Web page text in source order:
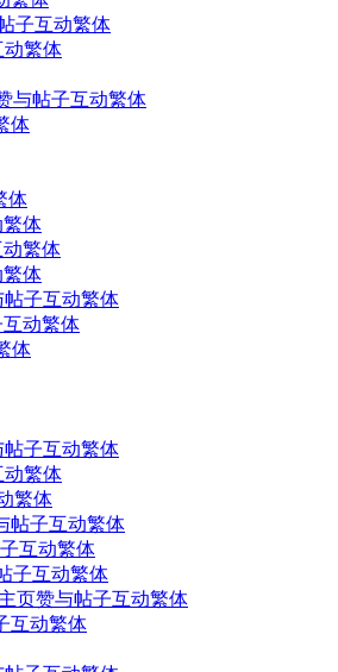
子互动繁体
动繁体
与帖子互动繁体
体
体
繁体
动繁体
繁体
帖子互动繁体
互动繁体
体
帖子互动繁体
动繁体
繁体
帖子互动繁体
互动繁体
子互动繁体
页赞与帖子互动繁体
互动繁体